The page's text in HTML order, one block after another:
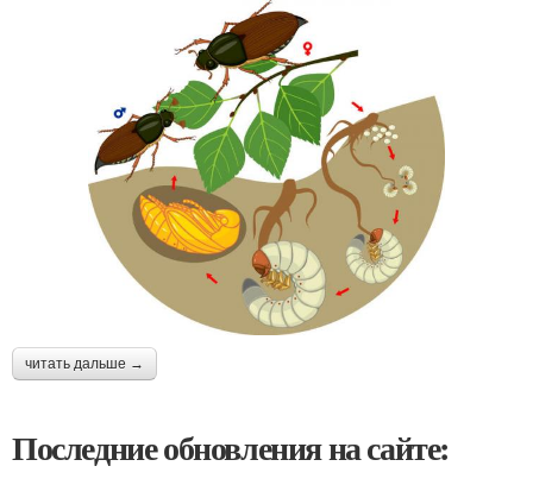
читать дальше →
Последние обновления на сайте: